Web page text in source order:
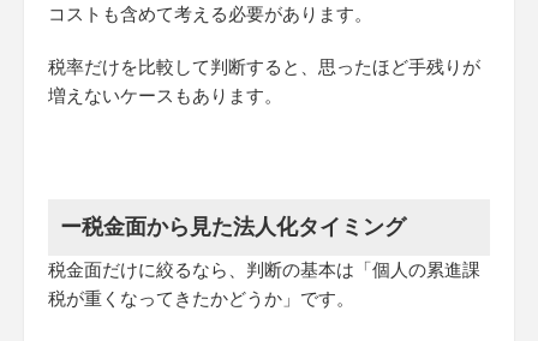
コストも含めて考える必要があります。
税率だけを比較して判断すると、思ったほど手残りが
増えないケースもあります。
ー税金面から見た法人化タイミング
税金面だけに絞るなら、判断の基本は「個人の累進課
税が重くなってきたかどうか」です。